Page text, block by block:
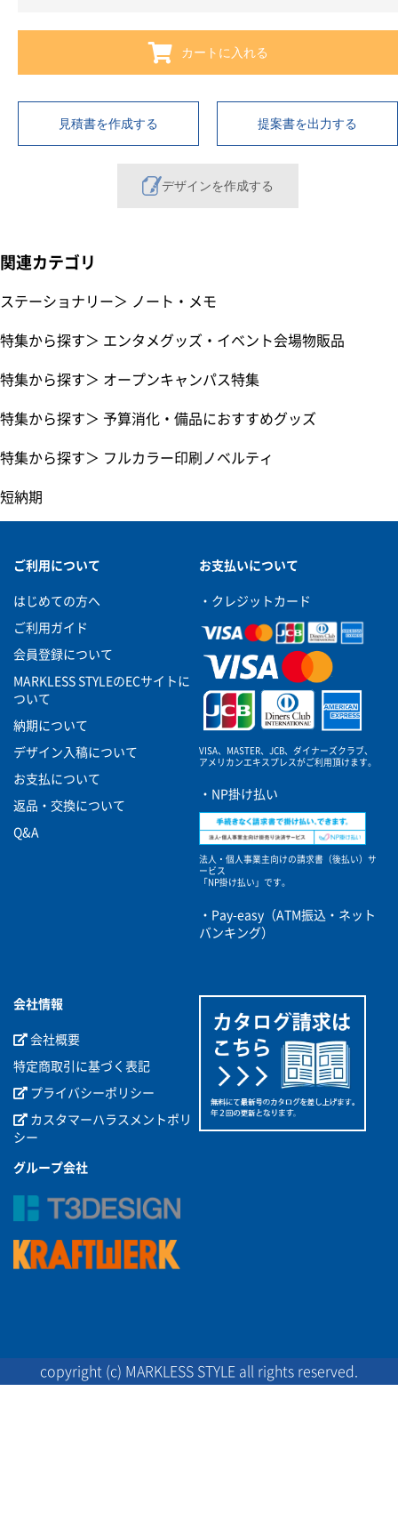
カートに入れる
見積書を作成する 提案書を出力する
デザインを作成する
関連カテゴリ
ステーショナリー＞ ノート・メモ
特集から探す＞ エンタメグッズ・イベント会場物販品
特集から探す＞ オープンキャンパス特集
特集から探す＞ 予算消化・備品におすすめグッズ
特集から探す＞ フルカラー印刷ノベルティ
短納期
ご利用について
はじめての方へ
ご利用ガイド
会員登録について
MARKLESS STYLEのECサイトに
ついて
納期について
デザイン入稿について
お支払について
返品・交換について
Q&A
お支払いについて
・クレジットカード
VISA、MASTER、JCB、ダイナーズクラブ、
アメリカンエキスプレスがご利用頂けます。
・NP掛け払い
法人・個人事業主向けの請求書（後払い）サ
ービス
「NP掛け払い」です。
・Pay-easy（ATM振込・ネット
バンキング）
会社情報
会社概要
特定商取引に基づく表記
プライバシーポリシー
カスタマーハラスメントポリ
シー
グループ会社
copyright (c) MARKLESS STYLE all rights reserved.